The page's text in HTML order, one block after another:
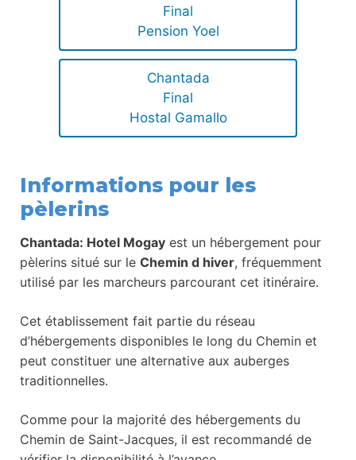
Final
Pension Yoel
Chantada
Final
Hostal Gamallo
Informations pour les
pèlerins
Chantada: Hotel Mogay est un hébergement pour
pèlerins situé sur le Chemin d hiver, fréquemment
utilisé par les marcheurs parcourant cet itinéraire.
Cet établissement fait partie du réseau
d’hébergements disponibles le long du Chemin et
peut constituer une alternative aux auberges
traditionnelles.
Comme pour la majorité des hébergements du
Chemin de Saint-Jacques, il est recommandé de